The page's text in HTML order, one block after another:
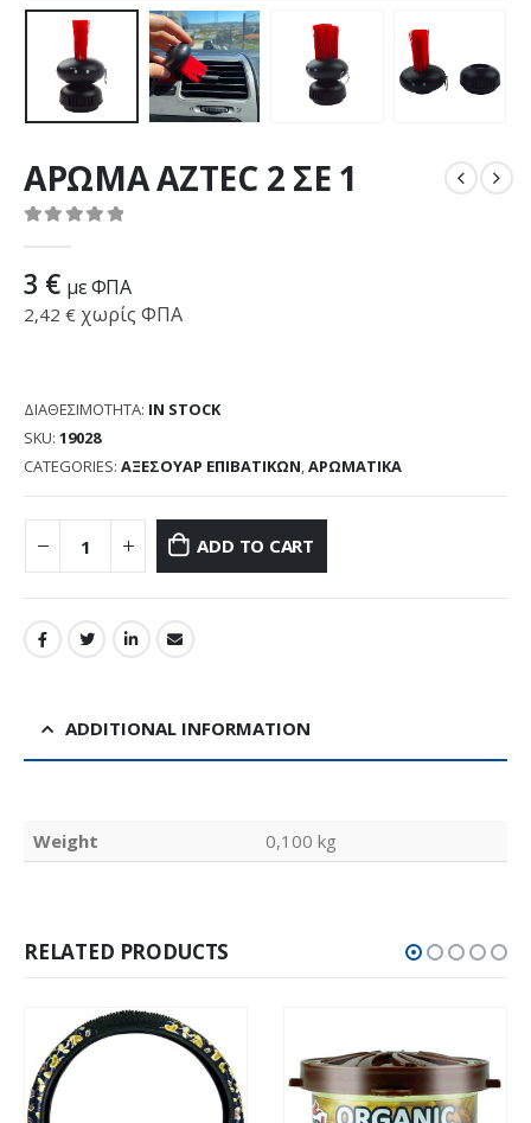
ΑΡΩΜΑ AZTEC 2 ΣΕ 1
3 € με ΦΠΑ
2,42 € χωρίς ΦΠΑ
ΔΙΑΘΕΣΙΜΌΤΗΤΑ: IN STOCK
SKU: 19028
CATEGORIES: ΑΞΕΣΟΥΑΡ ΕΠΙΒΑΤΙΚΩΝ ΑΡΩΜΑΤΙΚΑ
ADD TO CART
ADDITIONAL INFORMATION
Weight 0,100 kg
RELATED PRODUCTS